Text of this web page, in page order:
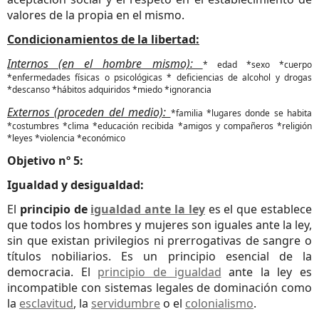
valores de la propia en el mismo.
Condicionamientos de la libertad:
Internos (en el hombre mismo):
* edad *sexo *cuerpo
*enfermedades físicas o psicológicas * deficiencias de alcohol y drogas
*descanso *hábitos adquiridos *miedo *ignorancia
Externos (proceden del medio): *familia *lugares donde se habita
*costumbres *clima *educación recibida *amigos y compañeros *religión
*leyes *violencia *económico
Objetivo nº 5:
Igualdad y desigualdad:
El principio de igualdad ante la leyes el que establece
que todos los hombres y mujeres son iguales ante la ley,
sin que existan privilegios ni prerrogativas de sangre o
títulos nobiliarios. Es un principio esencial de la
democracia. El principio de igualdad ante la ley es
incompatible con sistemas legales de dominación como
la esclavitud, la servidumbre o el colonialismo.